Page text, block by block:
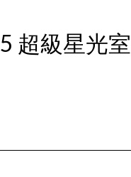
超級星光